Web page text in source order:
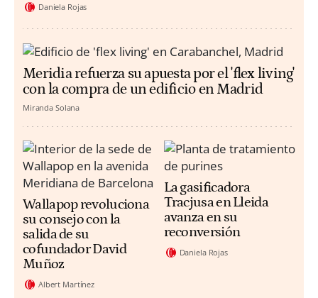
Daniela Rojas
Meridia refuerza su apuesta por el 'flex living'
con la compra de un edificio en Madrid
Miranda Solana
Wallapop revoluciona
su consejo con la
salida de su
cofundador David
Muñoz
Albert Martínez
La gasificadora
Tracjusa en Lleida
avanza en su
reconversión
Daniela Rojas